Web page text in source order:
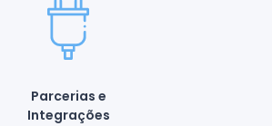
Parcerias e
Integrações